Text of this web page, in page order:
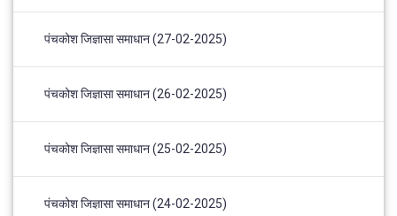
पंचकोश जिज्ञासा समाधान (27-02-2025)
पंचकोश जिज्ञासा समाधान (26-02-2025)
पंचकोश जिज्ञासा समाधान (25-02-2025)
पंचकोश जिज्ञासा समाधान (24-02-2025)